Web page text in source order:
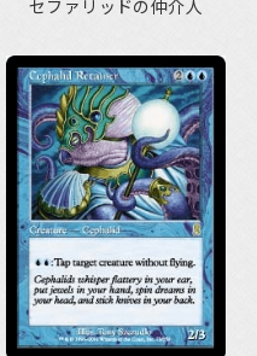
セファリッドの仲介人